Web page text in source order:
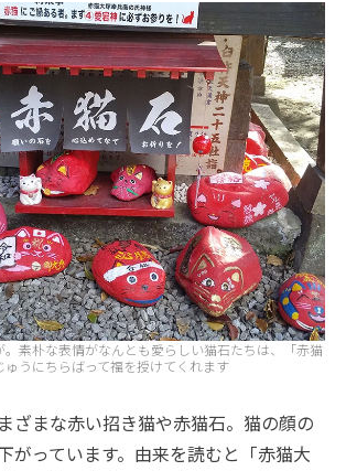
。素朴な表情がなんとも愛らしい猫石たちは、「赤猫
ゅうにちらばって福を授けてくれます
ざまな赤い招き猫や赤猫石。猫の顔の
がっています。由来を読むと「赤猫大